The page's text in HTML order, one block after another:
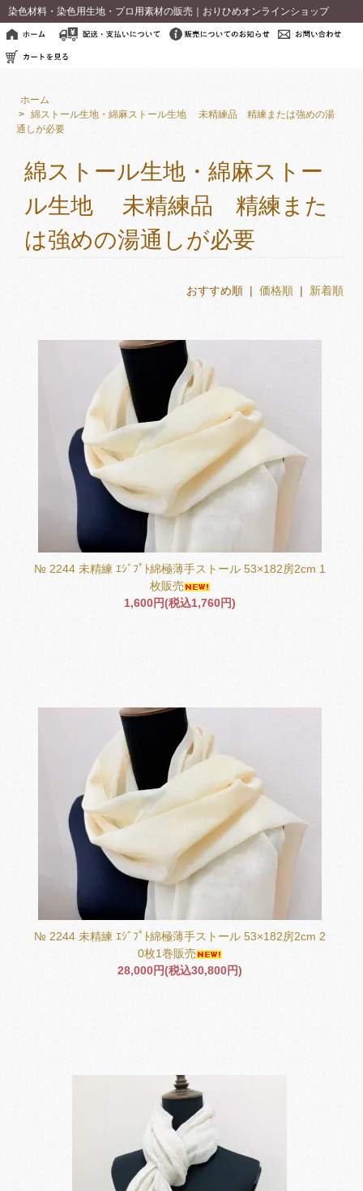
染色材料・染色用生地・プロ用素材の販売｜おりひめオンラインショップ
ホーム
> 綿ストール生地・綿麻ストール生地 未精練品 精練または強めの湯
通しが必要
綿ストール生地・綿麻ストー
ル生地 未精練品 精練また
は強めの湯通しが必要
おすすめ順 | 価格順| 新着順
№ 2244 未精練 ｴｼﾞﾌﾟﾄ綿極薄手ストール 53×182房2cm 1
枚販売
1,600円(税込1,760円)
№ 2244 未精練 ｴｼﾞﾌﾟﾄ綿極薄手ストール 53×182房2cm 2
0枚1巻販売
28,000円(税込30,800円)